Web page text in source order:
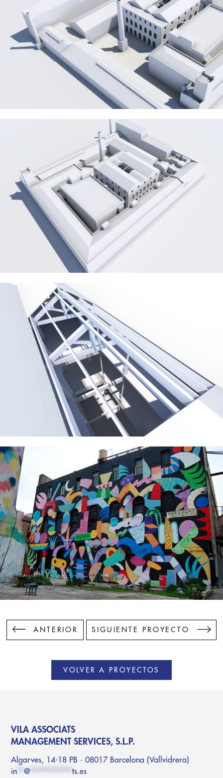
VOLVER A PROYECTOS
ANTERIOR SIGUIENTE PROYECTO
VILA ASSOCIATS
MANAGEMENT SERVICES, S.L.P.
Algarves, 14-18 PB · 08017 Barcelona (Vallvidrera)
in **@ ************ts.es